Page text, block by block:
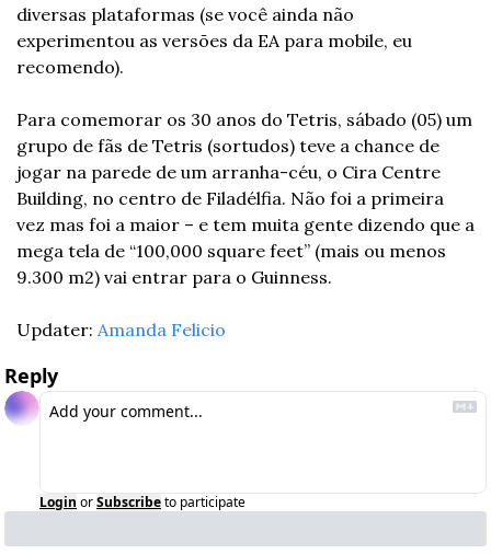
diversas plataformas (se você ainda não
experimentou as versões da EA para mobile, eu
recomendo).
Para comemorar os 30 anos do Tetris, sábado (05) um
grupo de fãs de Tetris (sortudos) teve a chance de
jogar na parede de um arranha-céu, o Cira Centre
Building, no centro de Filadélfia. Não foi a primeira
vez mas foi a maior – e tem muita gente dizendo que a
mega tela de “100,000 square feet” (mais ou menos
9.300 m2) vai entrar para o Guinness.
Updater: Amanda Felicio
Reply
Login orSubscribeto participate